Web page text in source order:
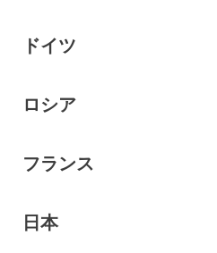
ドイツ
ロシア
フランス
日本